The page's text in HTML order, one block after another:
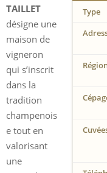
Type
TAILLET
désigne une
maison de
vigneron
qui s’inscrit
dans la
tradition
champenois
e tout en
valorisant
une